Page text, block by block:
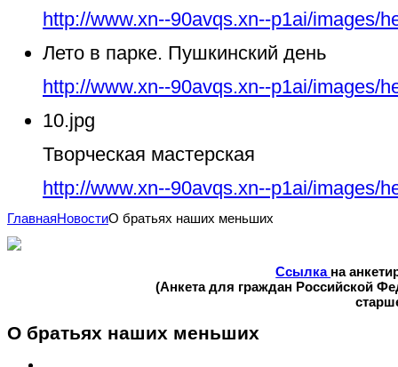
http://www.xn--90avqs.xn--p1ai/images/
Лето в парке. Пушкинский день
http://www.xn--90avqs.xn--p1ai/images/
10.jpg
Творческая мастерская
http://www.xn--90avqs.xn--p1ai/images/
ГлавнаяНовостиО братьях наших меньших
Ссылка на
(Анкета для граждан Российской
О братьях наших меньших